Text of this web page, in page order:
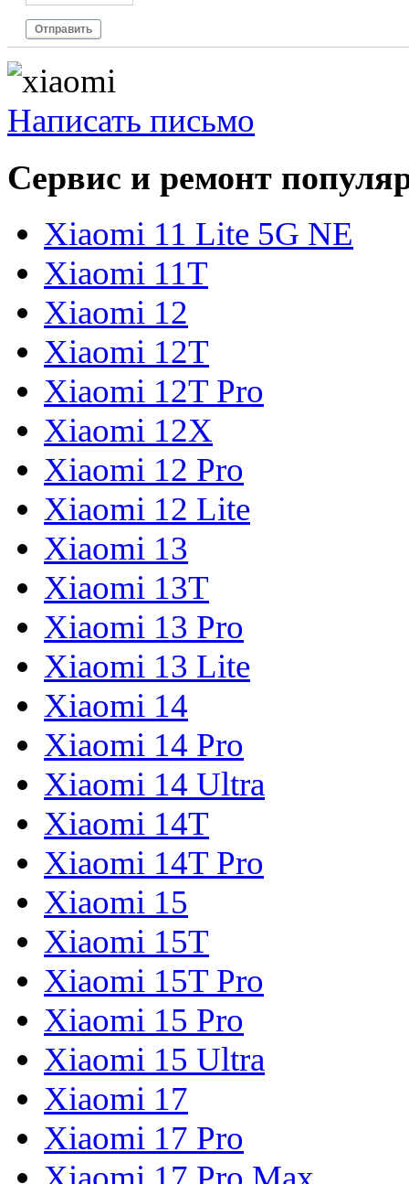
Отправить
Написать письмо
Сервис и ремонт
Xiaomi 11 Lite 5G NE
Xiaomi 11T
Xiaomi 12
Xiaomi 12T
Xiaomi 12T Pro
Xiaomi 12X
Xiaomi 12 Pro
Xiaomi 12 Lite
Xiaomi 13
Xiaomi 13T
Xiaomi 13 Pro
Xiaomi 13 Lite
Xiaomi 14
Xiaomi 14 Pro
Xiaomi 14 Ultra
Xiaomi 14T
Xiaomi 14T Pro
Xiaomi 15
Xiaomi 15T
Xiaomi 15T Pro
Xiaomi 15 Pro
Xiaomi 15 Ultra
Xiaomi 17
Xiaomi 17 Pro